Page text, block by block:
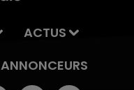
ACTUS
ANNONCEURS